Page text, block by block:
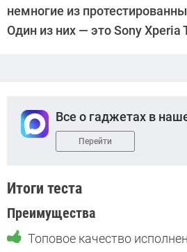
немногие из
Один из них — это Sony Xperia
Все о гаджетах в
Перейти
Итоги теста
Преимущества
Топовое качество